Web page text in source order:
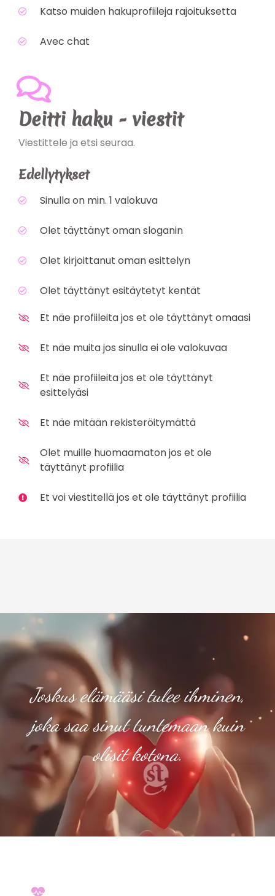
Katso muiden hakuprofiileja rajoituksetta
Avec chat
Deitti haku - viestit
Viestittele ja etsi seuraa.
Edellytykset
Sinulla on min. 1 valokuva
Olet täyttänyt oman sloganin
Olet kirjoittanut oman esittelyn
Olet täyttänyt esitäytetyt kentät
Et näe profiileita jos et ole täyttänyt omaasi
Et näe muita jos sinulla ei ole valokuvaa
Et näe profiileita jos et ole täyttänyt
esittelyäsi
Et näe mitään rekisteröitymättä
Olet muille huomaamaton jos et ole
täyttänyt profiilia
Et voi viestitellä jos et ole täyttänyt profiilia
Joskus elämääsi tulee ihminen,
joka saa sinut tuntemaan kuin
olisit kotona.